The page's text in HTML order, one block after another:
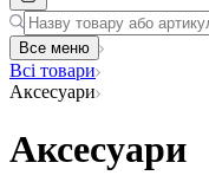
Все меню
Всі товари
Аксесуари
Аксесуари